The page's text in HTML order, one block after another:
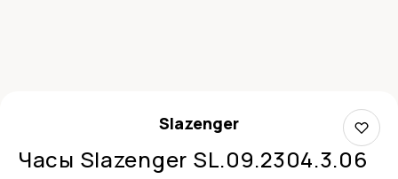
Slazenger
Часы Slazenger SL.09.2304.3.06